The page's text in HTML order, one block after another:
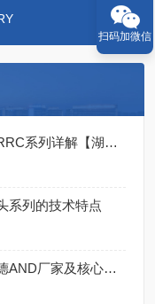
日本CKD喜开理SELEX摆动气缸RRC系列详解【湖南中村】
系列的技术特点
匠心筑品·赋能共赢——日本爱安德AND厂家及核心产品详解
扫码加微信